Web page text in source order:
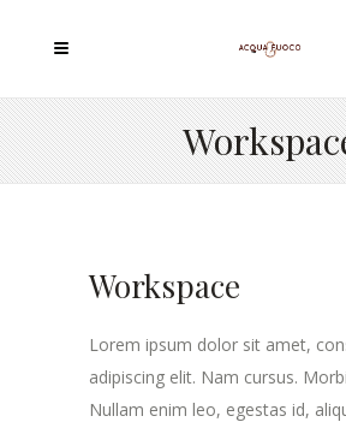
Workspace
Lorem ipsum dolor sit amet,
adipiscing elit. Nam cursus.
Nullam enim leo, egestas id,